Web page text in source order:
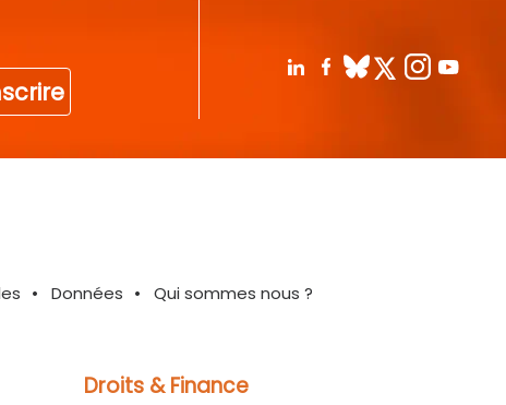
Données Qui sommes nous ?
Droits & Finance